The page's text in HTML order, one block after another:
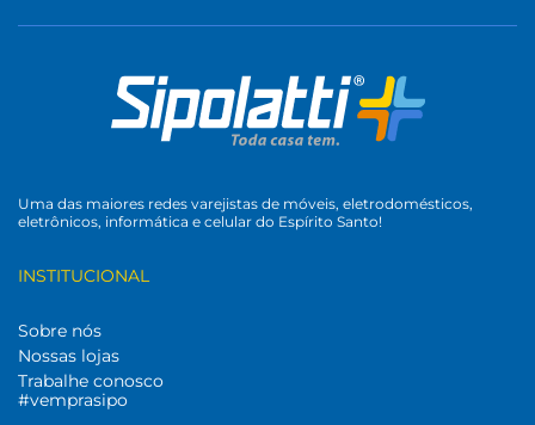
Uma das maiores redes varejistas de móveis, eletrodomésticos,
eletrônicos, informática e celular do Espírito Santo!
INSTITUCIONAL
Sobre nós
Nossas lojas
Trabalhe conosco
#vemprasipo